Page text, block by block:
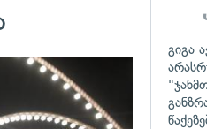
გიგა